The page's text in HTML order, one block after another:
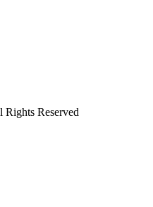
Rights Reserved